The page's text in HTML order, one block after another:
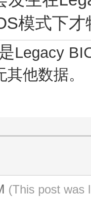
模式下
Legacy
他数据。
(This post was